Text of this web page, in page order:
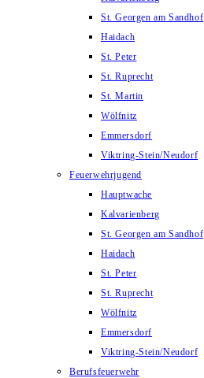
St. Georgen am Sandhof
Haidach
St. Peter
St. Ruprecht
St. Martin
Wölfnitz
Emmersdorf
Viktring-Stein/Neudorf
Feuerwehrjugend
Hauptwache
Kalvarienberg
St. Georgen am Sandhof
Haidach
St. Peter
St. Ruprecht
Wölfnitz
Emmersdorf
Viktring-Stein/Neudorf
Berufsfeuerwehr